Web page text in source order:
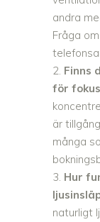
andra
Fråga
Finns
för
är
många
Hur
naturligt